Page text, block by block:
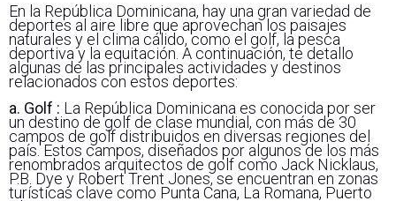
En la República Dominicana, hay una gran variedad de
deportes al aire libre que aprovechan los paisajes
naturales y el clima cálido, como el golf, la pesca
deportiva y la equitación. A continuación, te detallo
algunas de las principales actividades y destinos
relacionados con estos deportes:
a. Golf : La República Dominicana es conocida por ser
un destino de golf de clase mundial, con más de 30
campos de golf distribuidos en diversas regiones del
país. Estos campos, diseñados por algunos de los más
renombrados arquitectos de golf como Jack Nicklaus,
P.B. Dye y Robert Trent Jones, se encuentran en zonas
turísticas clave como Punta Cana, La Romana, Puerto